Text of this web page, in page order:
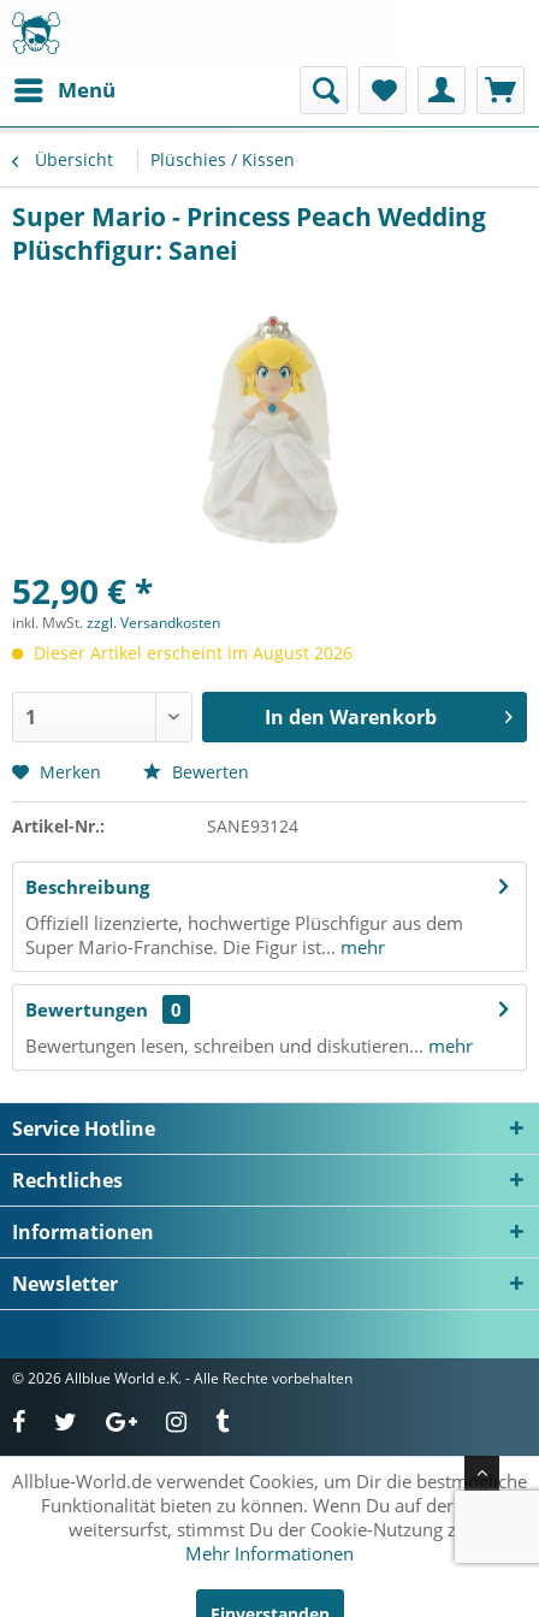
Menü
Übersicht Plüschies / Kissen
Super Mario - Princess Peach Wedding
Plüschfigur: Sanei
52,90 € *
inkl. MwSt.zzgl. Versandkosten
Dieser Artikel erscheint im August 2026
In den Warenkorb
Merken Bewerten
Artikel-Nr.: SANE93124
Beschreibung
Offiziell lizenzierte, hochwertige Plüschfigur aus dem
Super Mario-Franchise. Die Figur ist... mehr
Bewertungen
0
Bewertungen lesen, schreiben und diskutieren... mehr
Service Hotline
Rechtliches
Informationen
Newsletter
© 2026 Allblue World e.K. - Alle Rechte vorbehalten
Allblue-World.de verwendet Cookies, um Dir die bestmögliche
Funktionalität bieten zu können. Wenn Du auf der Seite
weitersurfst, stimmst Du der Cookie-Nutzung zu.
Mehr Informationen